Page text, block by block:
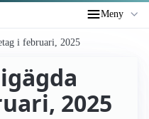
Meny
i februari, 2025
2025